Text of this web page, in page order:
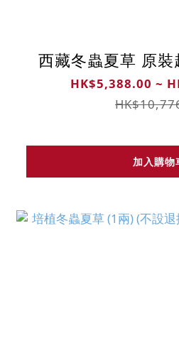
西藏冬蟲夏草 原
HK$5,388.00 ~
加入購物